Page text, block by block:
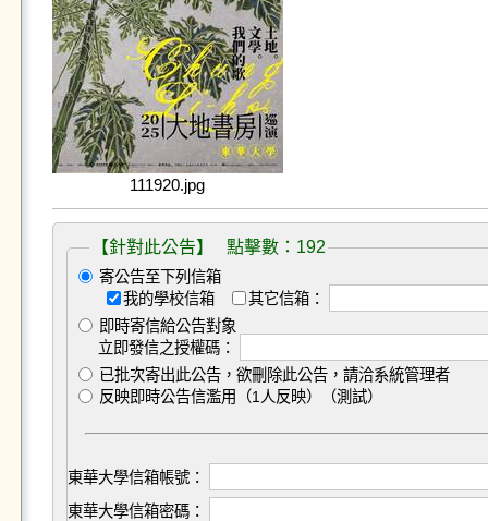
111920.jpg
【針對此公告】 點擊數：192
寄公告至下列信箱
我的學校信箱
其它信箱：
即時寄信給公告對象
立即發信之授權碼：
已批次寄出此公告，欲刪除此公告，請洽系統管理者
反映即時公告信濫用（1人反映）（測試）
東華大學信箱帳號：
東華大學信箱密碼：